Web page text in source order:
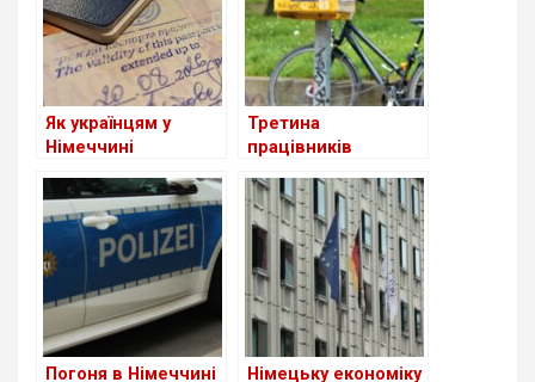
Як українцям у
Німеччині
Третина
працівників
Німеччини не
вийшли на роботу
Погоня в Німеччині Німецьку економіку